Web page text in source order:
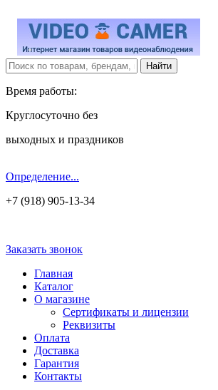
Время работы:
Круглосуточно без
выходных и праздников
Определение...
+7 (918) 905-13-34
Заказать звонок
Главная
Каталог
О магазине
Сертификаты и лицензии
Реквизиты
Оплата
Доставка
Гарантия
Контакты